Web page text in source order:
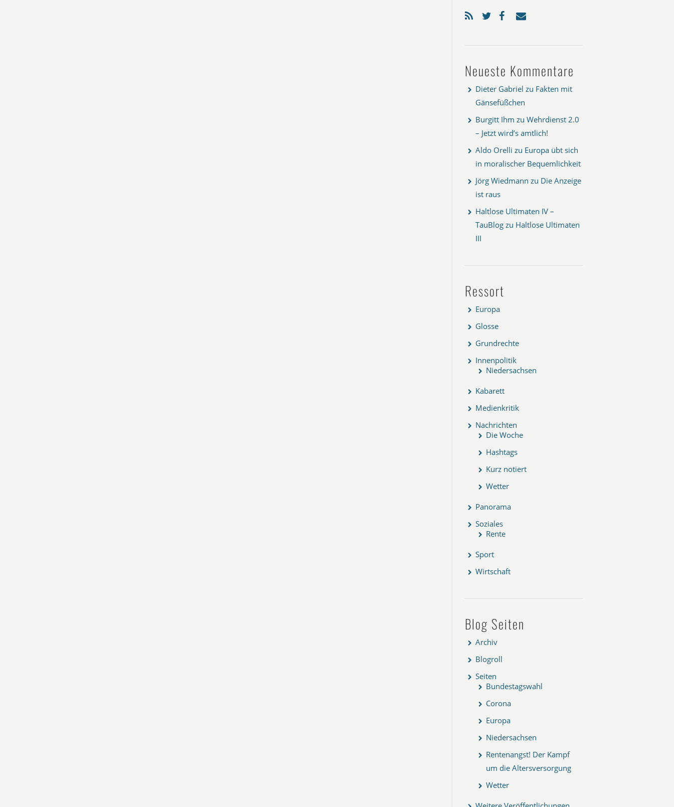
Neueste Kommentare
Dieter Gabriel zu Fakten mit
Gänsefüßchen
Burgitt Ihm zu Wehrdienst 2.0
– Jetzt wird’s amtlich!
Aldo Orelli zu Europa übt sich
in moralischer Bequemlichkeit
Jörg Wiedmann zu Die Anzeige
ist raus
Haltlose Ultimaten IV –
TauBlog zu Haltlose Ultimaten
III
Ressort
Europa
Glosse
Grundrechte
Innenpolitik
Niedersachsen
Kabarett
Medienkritik
Nachrichten
Die Woche
Hashtags
Kurz notiert
Wetter
Panorama
Soziales
Rente
Sport
Wirtschaft
Blog Seiten
Archiv
Blogroll
Seiten
Bundestagswahl
Corona
Europa
Niedersachsen
Rentenangst! Der Kampf
um die Altersversorgung
Wetter